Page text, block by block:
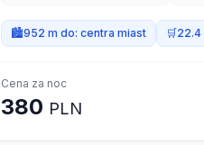
🏙️952 m do: centra miast 🛒22.4
Cena za noc
380 PLN